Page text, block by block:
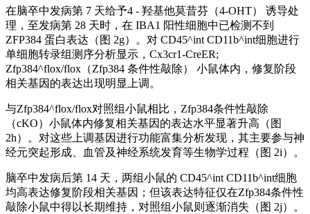
在脑卒中发病第 7 天给予4 - 羟基他莫昔芬（4-OHT） 诱导处
理，至发病第 28 天时，在 IBA1 阳性细胞中已检测不到
ZFP384 蛋白表达（图 2g）。对 CD45^int CD11b^int细胞进行
单细胞转录组测序分析显示，Cx3cr1-CreER;
Zfp384^flox/flox（Zfp384 条件性敲除） 小鼠体内，修复阶段
相关基因的表达出现明显上调。
与Zfp384^flox/flox对照组小鼠相比，Zfp384条件性敲除
（cKO）小鼠体内修复相关基因的表达水平显著升高（图
2h）。对这些上调基因进行功能富集分析发现，其主要参与神
经元突起形成、血管及神经系统发育等生物学过程（图 2i）。
脑卒中发病后第 14 天，两组小鼠的 CD45^int CD11b^int细胞
均高表达修复阶段相关基因；但该表达特征仅在Zfp384条件性
敲除小鼠中得以长期维持，对照组小鼠则逐渐消失（图 2j）。